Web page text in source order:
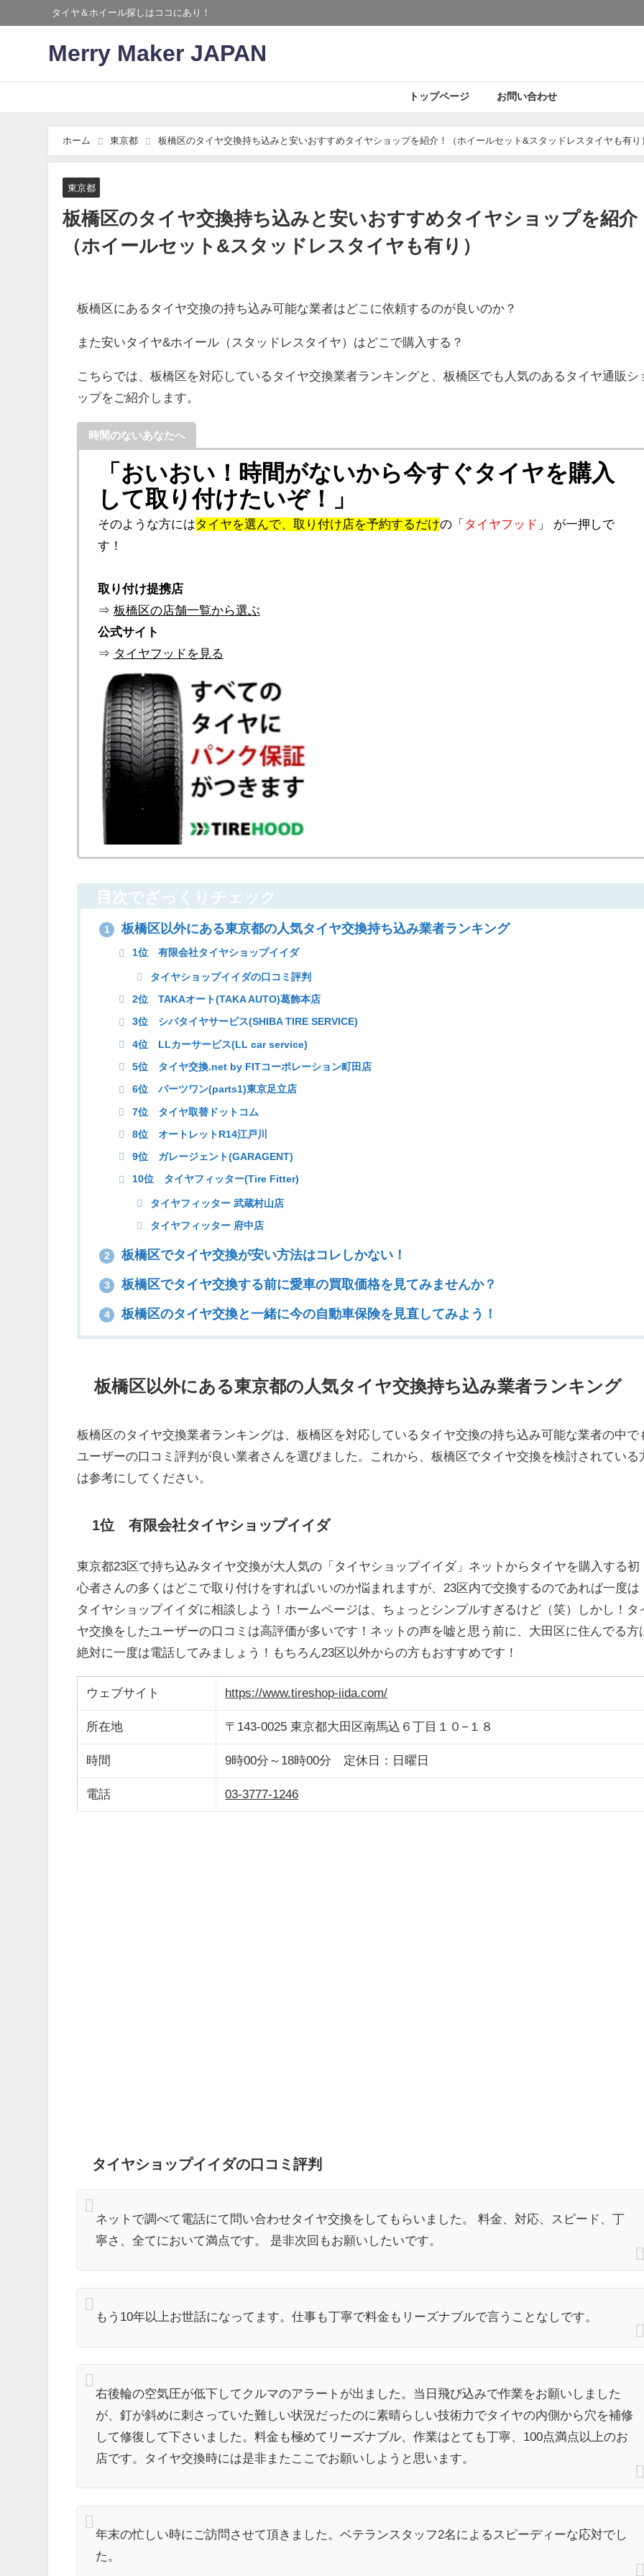
タイヤ＆ホイール探しはココにあり！
Merry Maker JAPAN
トップページ お問い合わせ
ホーム 東京都 板橋区のタイヤ交換持ち込みと安いおすすめタイヤショップを紹介！（ホイールセット&スタッドレスタイヤも有り
東京都
板橋区のタイヤ交換持ち込みと安いおすすめタイヤショップを紹介
（ホイールセット&スタッドレスタイヤも有り）
板橋区にあるタイヤ交換の持ち込み可能な業者はどこに依頼するのが良いのか？
また安いタイヤ&ホイール（スタッドレスタイヤ）はどこで購入する？
こちらでは、板橋区を対応しているタイヤ交換業者ランキングと、板橋区でも人気のあるタイヤ通販シ
ップをご紹介します。
時間のないあなたへ
「おいおい！時間がないから今すぐタイヤを購入
して取り付けたいぞ！」
そのような方にはタイヤを選んで、取り付け店を予約するだけの「 タイヤフッド 」 が一押しで
す！
取り付け提携店
⇒ 板橋区の店舗一覧から選ぶ
公式サイト
⇒ タイヤフッドを見る
目次でざっくりチェック
1 板橋区以外にある東京都の人気タイヤ交換持ち込み業者ランキング
1位 有限会社タイヤショップイイダ
タイヤショップイイダの口コミ評判
2位 TAKAオート(TAKA AUTO)葛飾本店
3位 シバタイヤサービス(SHIBA TIRE SERVICE)
4位 LLカーサービス(LL car service)
5位 タイヤ交換.net by FITコーポレーション町田店
6位 パーツワン(parts1)東京足立店
7位 タイヤ取替ドットコム
8位 オートレットR14江戸川
9位 ガレージェント(GARAGENT)
10位 タイヤフィッター(Tire Fitter)
タイヤフィッター 武蔵村山店
タイヤフィッター 府中店
2 板橋区でタイヤ交換が安い方法はコレしかない！
3 板橋区でタイヤ交換する前に愛車の買取価格を見てみませんか？
4 板橋区のタイヤ交換と一緒に今の自動車保険を見直してみよう！
板橋区以外にある東京都の人気タイヤ交換持ち込み業者ランキング
板橋区のタイヤ交換業者ランキングは、板橋区を対応しているタイヤ交換の持ち込み可能な業者の中で
ユーザーの口コミ評判が良い業者さんを選びました。これから、板橋区でタイヤ交換を検討されている
は参考にしてください。
1位 有限会社タイヤショップイイダ
東京都23区で持ち込みタイヤ交換が大人気の「タイヤショップイイダ」ネットからタイヤを購入する初
心者さんの多くはどこで取り付けをすればいいのか悩まれますが、23区内で交換するのであれば一度は
タイヤショップイイダに相談しよう！ホームページは、ちょっとシンプルすぎるけど（笑）しかし！タ
ヤ交換をしたユーザーの口コミは高評価が多いです！ネットの声を嘘と思う前に、大田区に住んでる方
絶対に一度は電話してみましょう！もちろん23区以外からの方もおすすめです！
ウェブサイト https://www.tireshop-iida.com/
所在地 〒143-0025 東京都大田区南馬込６丁目１０−１８
時間 9時00分～18時00分 定休日：日曜日
電話 03-3777-1246
タイヤショップイイダの口コミ評判
ネットで調べて電話にて問い合わせタイヤ交換をしてもらいました。 料金、対応、スピード、丁
寧さ、全てにおいて満点です。 是非次回もお願いしたいです。
もう10年以上お世話になってます。仕事も丁寧で料金もリーズナブルで言うことなしです。
右後輪の空気圧が低下してクルマのアラートが出ました。当日飛び込みで作業をお願いしました
が、釘が斜めに刺さっていた難しい状況だったのに素晴らしい技術力でタイヤの内側から穴を補修
して修復して下さいました。料金も極めてリーズナブル、作業はとても丁寧、100点満点以上のお
店です。タイヤ交換時には是非またここでお願いしようと思います。
年末の忙しい時にご訪問させて頂きました。ベテランスタッフ2名によるスピーディーな応対でし
た。